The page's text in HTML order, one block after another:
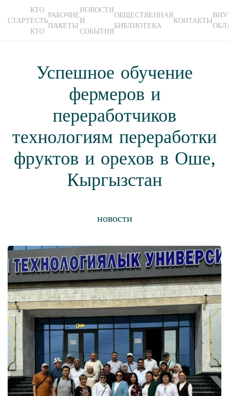
Skip to main content
СТАРТ
КТО
ЕСТЬ
КТО
РАБОЧИЕ
ПАКЕТЫ
НОВОСТИ
И
СОБЫТИЯ
ОБЩЕСТВЕННАЯ
БИБЛИОТЕКА
КОНТАКТЫ
Успешное обучение
фермеров и
переработчиков
технологиям переработки
фруктов и орехов в Оше,
Кыргызстан
новости